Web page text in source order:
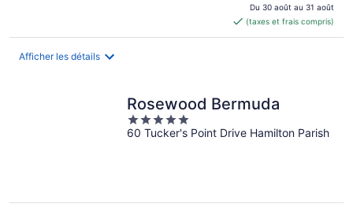
est
de 768 $ CA
par
Du 30 août au 31 août
(taxes et frais compris)
Afficher les détails
Rosewood Bermuda
5
out
60 Tucker's Point Drive Hamilton Parish